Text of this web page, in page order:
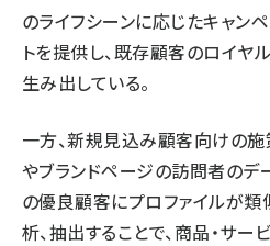
のライフシーンに応じたキャン
トを提供し、既存顧客のロイヤ
生み出している。
一方、新規見込み顧客向けの
やブランドページの訪問者のデ
の優良顧客にプロファイルが
析、抽出することで、商品・サ